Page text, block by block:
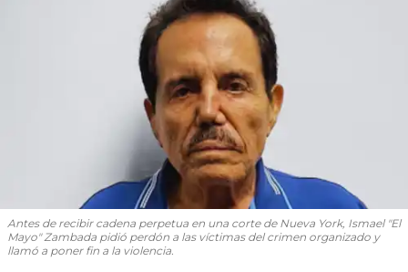
Antes de recibir cadena perpetua en una corte de Nueva York, Ismael "El
Mayo" Zambada pidió perdón a las víctimas del crimen organizado y
llamó a poner fin a la violencia.